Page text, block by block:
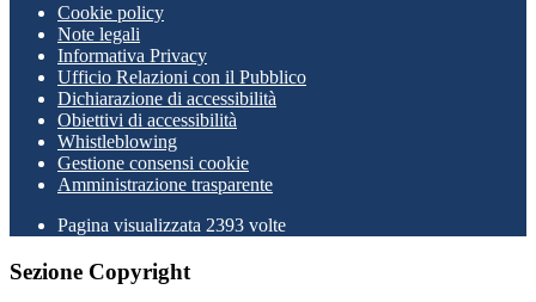
Cookie policy
Note legali
Informativa Privacy
Ufficio Relazioni con il Pubblico
Dichiarazione di accessibilità
Obiettivi di accessibilità
Whistleblowing
Gestione consensi cookie
Amministrazione trasparente
Pagina visualizzata 2393 volte
Sezione Copyright